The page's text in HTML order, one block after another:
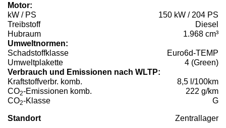
Motor:
kW / PS
150 kW / 204 PS
Treibstoff
Diesel
Hubraum
1.968 cm³
Umweltnormen:
Schadstoffklasse
Euro6d-TEMP
Umweltplakette
4 (Green)
Verbrauch und Emissionen nach WLTP:
Kraftstoffverbr. komb.
8,5 l/100km
CO2-Emissionen komb.
222 g/km
CO2-Klasse G
Standort Zentrallager